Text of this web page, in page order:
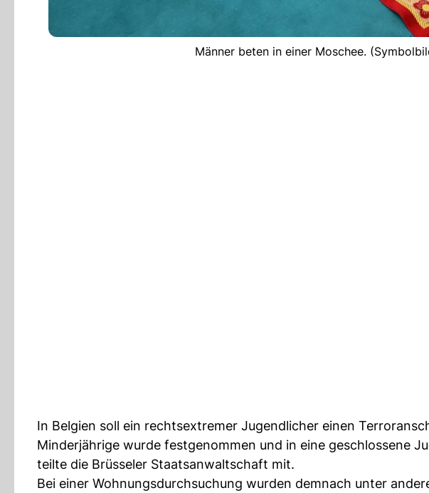
Männer beten in einer Moschee.
In Belgien soll ein rechtsextremer Jugendlicher einen
Minderjährige wurde festgenommen und in eine geschlossene
teilte die Brüsseler Staatsanwaltschaft mit.
Bei einer Wohnungsdurchsuchung wurden demnach unter